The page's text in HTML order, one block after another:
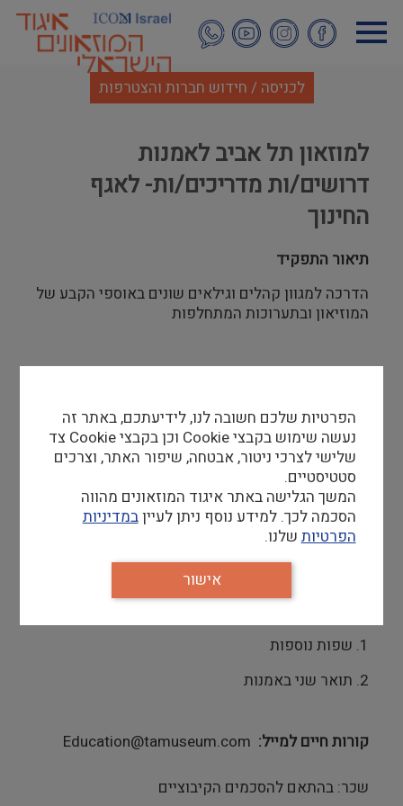
לתוכן
העיקרי
לכניסה / חידוש חברות והצטרפות
למוזאון תל אביב לאמנות
דרושים/ות מדריכים/ות- לאגף
החינוך
תיאור התפקיד
הדרכה למגוון קהלים וגילאים שונים באוספי הקבע של
המוזיאון ובתערוכות המתחלפות
דרישות סף
השכלה אקדמית בתחום האמנות – חובה .
תואר בחינוך/ תעודת הוראה
ניסיון קודם בהדרכה
יכולת בעמידה מול קהל וכושר ביטוי בעל פה
גבוה
יצירתיות ויכולת עבודה תחת לחץ
משרה חלקית – פרטים יימסרו בראיון.
1. שפות נוספות
2. תואר שני באמנות
קורות חיים למייל Education@tamuseum.com
שכר: בהתאם להסכמים הקיבוציים
הפרטיות שלכם חשובה לנו, לידיעתכם, באתר זה
נעשה שימוש בקבצי Cookie וכן בקבצי Cookie צד
שלישי לצרכי ניטור, אבטחה, שיפור האתר, וצרכים
סטטיסטיים.
המשך הגלישה באתר איגוד המוזאונים מהווה
הסכמה לכך. למידע נוסף ניתן לעייןבמדיניות
הפרטיותשלנו.
אישור